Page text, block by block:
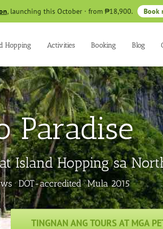
, launching this October · from ₱18,900. Book
Hopping Activities Booking Blog
Paradise
Island Hopping sa
· DOT-accredited · Mula 2015
TINGNAN ANG TOURS AT MGA